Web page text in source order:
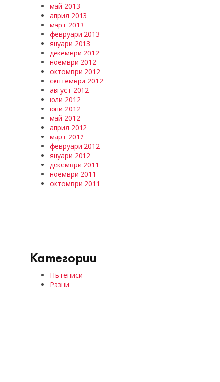
май 2013
април 2013
март 2013
февруари 2013
януари 2013
декември 2012
ноември 2012
октомври 2012
септември 2012
август 2012
юли 2012
юни 2012
май 2012
април 2012
март 2012
февруари 2012
януари 2012
декември 2011
ноември 2011
октомври 2011
Категории
Пътеписи
Разни